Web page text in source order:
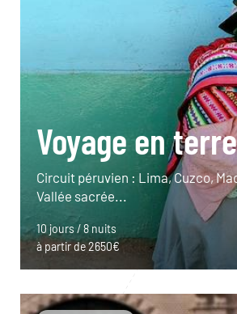
Voyage en
Circuit péruvien : Lima, Cuzco,
Vallée sacrée...
10 jours / 8 nuits
à partir de 2650€